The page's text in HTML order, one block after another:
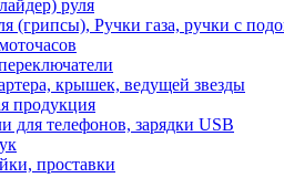
руля
(грипсы), Ручки газа, ручки с
крышек, ведущей звезды
продукция
для телефонов, зарядки USB
проставки